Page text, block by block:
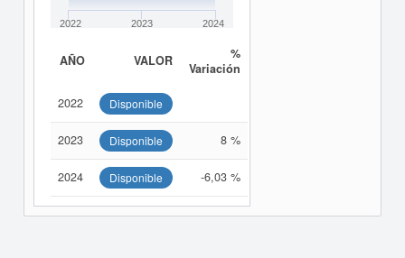
2022 2023 2024
AÑO VALOR
%
Variación
2022 Disponible
2023 Disponible 8 %
2024 Disponible -6,03 %